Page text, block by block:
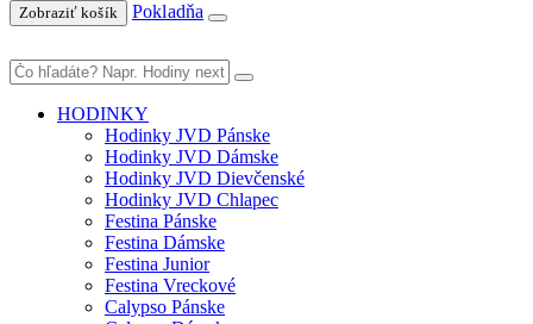
Zobraziť košík Pokladňa
HODINKY
Hodinky JVD Pánske
Hodinky JVD Dámske
Hodinky JVD Dievčenské
Hodinky JVD Chlapec
Festina Pánske
Festina Dámske
Festina Junior
Festina Vreckové
Calypso Pánske